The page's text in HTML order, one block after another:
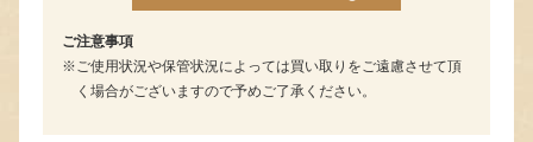
ご注意事項
ご使用状況や保管状況によっては買い取りをご遠慮させて頂
く場合がございますので予めご了承ください。